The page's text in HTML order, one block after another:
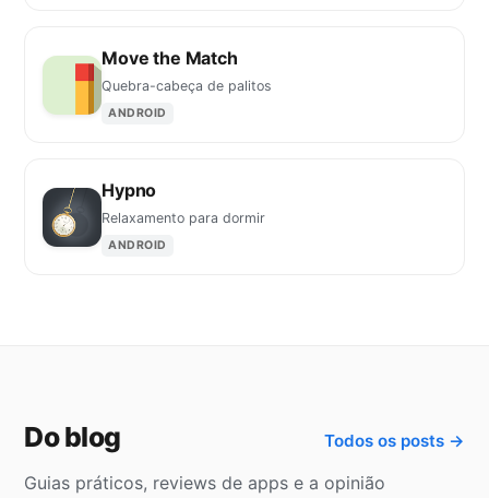
Move the Match
Quebra-cabeça de palitos
ANDROID
Hypno
Relaxamento para dormir
ANDROID
Do blog Todos os posts →
Guias práticos, reviews de apps e a opinião